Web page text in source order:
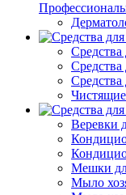
Средства
Веревки
Мешки
Мыло